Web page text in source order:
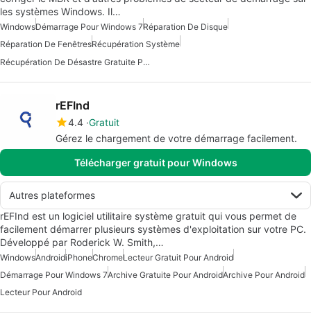
les systèmes Windows. Il…
WindowsDémarrage Pour Windows 7Réparation De Disque
Réparation De FenêtresRécupération Système
Récupération De Désastre Gratuite Pour Windows
rEFInd
4.4 Gratuit
Gérez le chargement de votre démarrage facilement.
Télécharger gratuit pour Windows
Autres plateformes
rEFInd est un logiciel utilitaire système gratuit qui vous permet de
facilement démarrer plusieurs systèmes d'exploitation sur votre PC.
Développé par Roderick W. Smith,…
WindowsAndroidiPhoneChromeLecteur Gratuit Pour Android
Démarrage Pour Windows 7Archive Gratuite Pour AndroidArchive Pour Android
Lecteur Pour Android